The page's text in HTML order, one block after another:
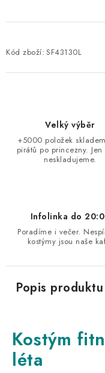
Kód zboží: SF43130L
Velký výběr
+5000 položek
pirátů po princezny.
neskladujeme.
Infolinka do
Poradíme i večer.
kostýmy jsou naše
Popis produktu
Kostým
léta